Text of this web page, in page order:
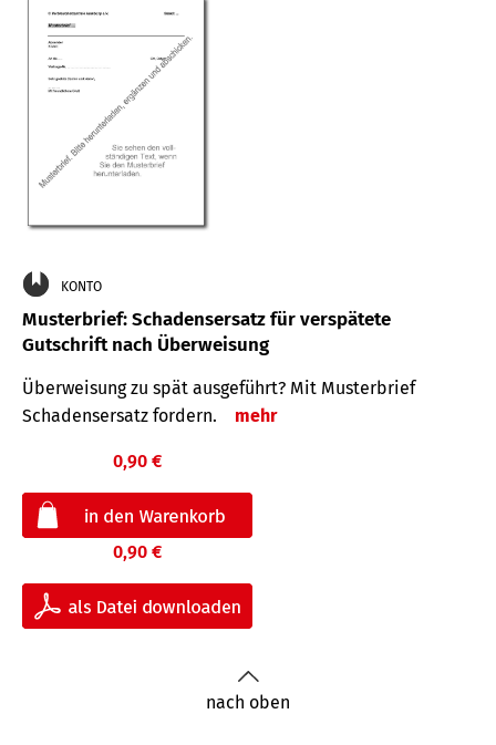
KONTO
Musterbrief: Schadensersatz für verspätete
Gutschrift nach Überweisung
Überweisung zu spät ausgeführt? Mit Musterbrief
Schadensersatz fordern.
mehr
0,90 €
0,90 €
nach oben